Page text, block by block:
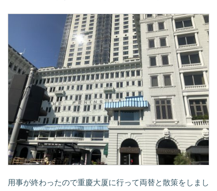
用事が終わったので重慶大厦に行って両替と散策をしまし